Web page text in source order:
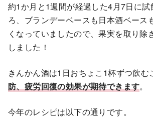
約1か月と1週間が経過した4月7日に試
ろ、ブランデーベースも日本酒ベース
くなっていましたので、果実を取り除き
しました！
きんかん酒は1日おちょこ1杯ずつ飲む
防、疲労回復の効果が期待できます。
今年のレシピは以下の通りです。